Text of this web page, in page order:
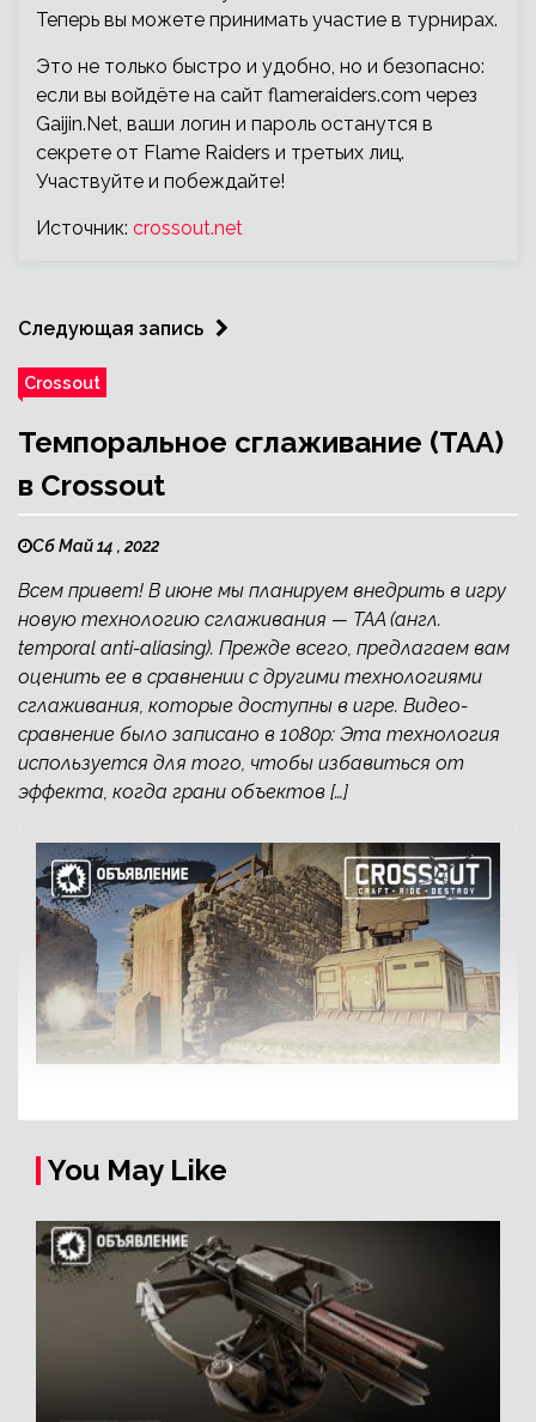
Теперь вы можете принимать участие в турнирах.
Это не только быстро и удобно, но и безопасно:
если вы войдёте на сайт flameraiders.com через
Gaijin.Net, ваши логин и пароль останутся в
секрете от Flame Raiders и третьих лиц.
Участвуйте и побеждайте!
Источник: crossout.net
Следующая запись
Crossout
Темпоральное сглаживание (TAA)
в Crossout
Сб Май 14 , 2022
Всем привет! В июне мы планируем внедрить в игру
новую технологию сглаживания — TAA (англ.
temporal anti-aliasing). Прежде всего, предлагаем вам
оценить ее в сравнении с другими технологиями
сглаживания, которые доступны в игре. Видео-
сравнение было записано в 1080p: Эта технология
используется для того, чтобы избавиться от
эффекта, когда грани объектов […]
You May Like